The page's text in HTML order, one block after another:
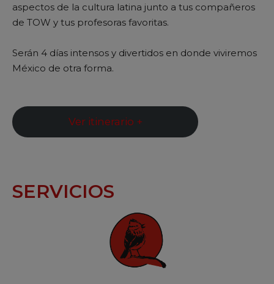
aspectos de la cultura latina junto a tus compañeros
de TOW y tus profesoras favoritas.
Serán 4 días intensos y divertidos en donde viviremos
México de otra forma.
Ver itinerario +
SERVICIOS